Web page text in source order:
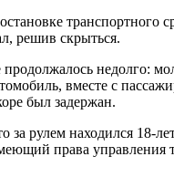
транспортного
решив скрыться.
недолго:
вместе с
был задержан.
за рулем находился 18-
права управления